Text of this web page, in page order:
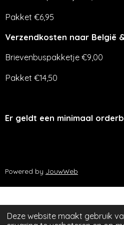
Deze website maakt gebruik
Pakket €6,95
Verzendkosten naar België
Brievenbuspakketje €9,00
Pakket €14,50
Er geldt een minimaal
Powered by JouwWeb